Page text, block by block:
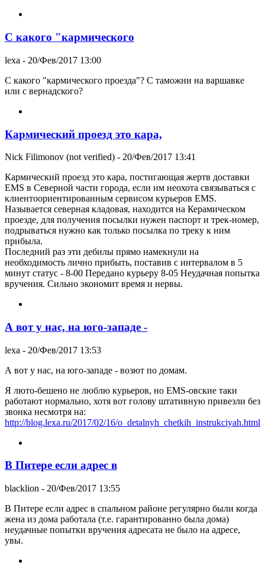
С какого "кармического
lexa - 20/Фев/2017 13:00
С какого "кармического проезда"? С таможни на варшавке
или с вернадского?
Кармический проезд это кара,
Nick Filimonov (not verified) - 20/Фев/2017 13:41
Кармический проезд это кара, постигающая жертв доставки
EMS в Северной части города, если им неохота связываться с
клиентоориентированным сервисом курьеров EMS.
Называется северная кладовая, находится на Керамическом
проезде, для получения посылки нужен паспорт и трек-номер,
подрываться нужно как только посылка по треку к ним
прибыла.
Последний раз эти дебилы прямо намекнули на
необходимость лично прибыть, поставив с интервалом в 5
минут статус - 8-00 Передано курьеру 8-05 Неудачная попытка
вручения. Сильно экономит время и нервы.
А вот у нас, на юго-западе -
lexa - 20/Фев/2017 13:53
А вот у нас, на юго-западе - возют по домам.
Я люто-бешено не люблю курьеров, но EMS-овские таки
работают нормально, хотя вот голову штативную привезли без
звонка несмотря на:
http://blog.lexa.ru/2017/02/16/o_detalnyh_chetkih_instrukciyah.html
В Питере если адрес в
blacklion - 20/Фев/2017 13:55
В Питере если адрес в спальном районе регулярно были когда
жена из дома работала (т.е. гарантированно была дома)
неудачные попытки вручения адресата не было на адресе,
увы.